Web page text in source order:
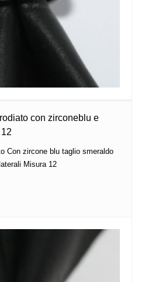
con zirconeblu e
Con zircone blu taglio smeraldo
Misura 12